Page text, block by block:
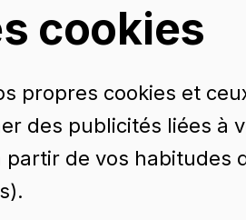
BVP
cookies
propres cookies et
des publicités liées à
partir de vos habitudes